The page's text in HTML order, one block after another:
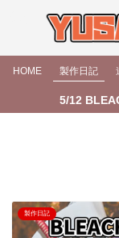
HOME 製作日記
5/12
製作日記